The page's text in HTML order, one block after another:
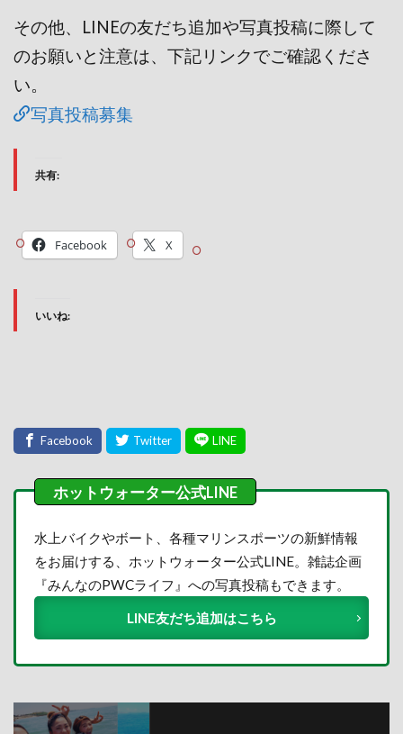
その他、LINEの友だち追加や写真投稿に際して
のお願いと注意は、下記リンクでご確認くださ
い。
写真投稿募集
共有:
Facebook X
いいね:
水上バイクやボート、各種マリンスポーツの新鮮情報
をお届けする、ホットウォーター公式LINE。雑誌企画
『みんなのPWCライフ』への写真投稿もできます。
LINE友だち追加はこちら